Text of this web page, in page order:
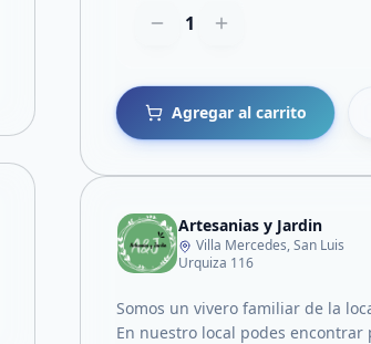
1
Agregar al carrito
Artesanias y Jardin
Villa Mercedes, San Luis
Urquiza 116
Somos un vivero familiar de la
En nuestro local podes encontrar